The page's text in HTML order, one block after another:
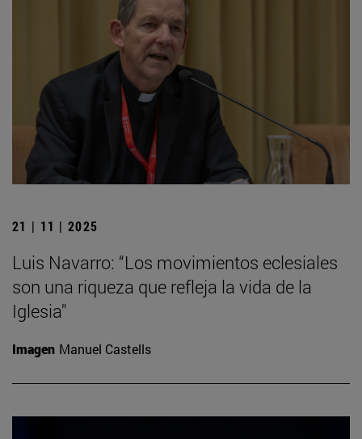
21 | 11 | 2025
Luis Navarro: “Los movimientos eclesiales
son una riqueza que refleja la vida de la
Iglesia"
Imagen Manuel Castells